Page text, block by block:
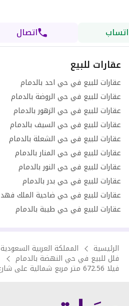
اتصال
عقارات للبيع
عقارات للبيع في حي احد بالدمام
عقارات للبيع في حي الروضة بالدمام
عقارات للبيع في حي الزهور بالدمام
عقارات للبيع في حي السيف بالدمام
عقارات للبيع في حي الشعلة بالدمام
عقارات للبيع في حي المنار بالدمام
عقارات للبيع في حي النور بالدمام
عقارات للبيع في حي بدر بالدمام
عقارات للبيع في حي طيبة بالدمام
الرئيسية المملكة العربية السعودية
فلل للبيع في حي النهضة بالدمام
فيلا 672.56 متر مربع شمالية على شارع 20م